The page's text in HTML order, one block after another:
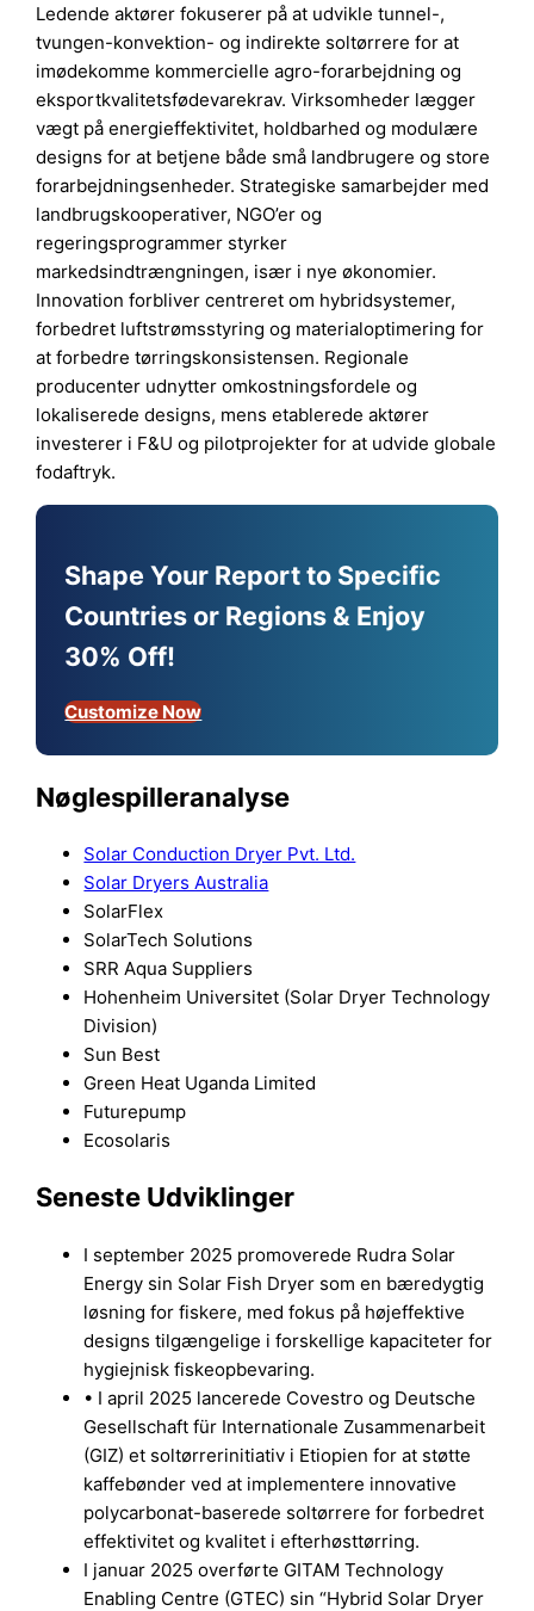
Ledende aktører fokuserer på at udvikle tunnel-,
tvungen-konvektion- og indirekte soltørrere for at
imødekomme kommercielle agro-forarbejdning og
eksportkvalitetsfødevarekrav. Virksomheder lægger
vægt på energieffektivitet, holdbarhed og modulære
designs for at betjene både små landbrugere og store
forarbejdningsenheder. Strategiske samarbejder med
landbrugskooperativer, NGO’er og
regeringsprogrammer styrker
markedsindtrængningen, især i nye økonomier.
Innovation forbliver centreret om hybridsystemer,
forbedret luftstrømsstyring og materialoptimering for
at forbedre tørringskonsistensen. Regionale
producenter udnytter omkostningsfordele og
lokaliserede designs, mens etablerede aktører
investerer i F&U og pilotprojekter for at udvide globale
fodaftryk.
Shape Your Report to Specific
Countries or Regions & Enjoy
30% Off!
Customize Now
Nøglespilleranalyse
Solar Conduction Dryer Pvt. Ltd.
Solar Dryers Australia
SolarFlex
SolarTech Solutions
SRR Aqua Suppliers
Hohenheim Universitet (Solar Dryer Technology
Division)
Sun Best
Green Heat Uganda Limited
Futurepump
Ecosolaris
Seneste Udviklinger
I september 2025 promoverede Rudra Solar
Energy sin Solar Fish Dryer som en bæredygtig
løsning for fiskere, med fokus på højeffektive
designs tilgængelige i forskellige kapaciteter for
hygiejnisk fiskeopbevaring.
• I april 2025 lancerede Covestro og Deutsche
Gesellschaft für Internationale Zusammenarbeit
(GIZ) et soltørrerinitiativ i Etiopien for at støtte
kaffebønder ved at implementere innovative
polycarbonat-baserede soltørrere for forbedret
effektivitet og kvalitet i efterhøsttørring.
I januar 2025 overførte GITAM Technology
Enabling Centre (GTEC) sin “Hybrid Solar Dryer